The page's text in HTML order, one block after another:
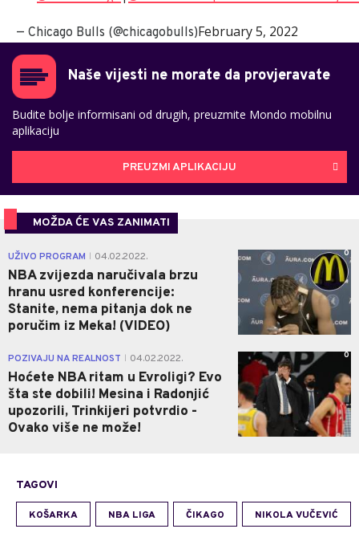
— Chicago Bulls (@chicagobulls)February 5, 2022
Naše vijesti ne morate da provjeravate
Budite bolje informisani od drugih, preuzmite Mondo mobilnu
aplikaciju
PREUZMI APLIKACIJU
MOŽDA ĆE VAS ZANIMATI
UŽIVO PROGRAM 04.02.2022.
NBA zvijezda naručivala brzu
hranu usred konferencije:
Stanite, nema pitanja dok ne
poručim iz Meka! (VIDEO)
0
POZIVAJU NA REALNOST 04.02.2022.
Hoćete NBA ritam u Evroligi? Evo
šta ste dobili! Mesina i Radonjić
upozorili, Trinkijeri potvrdio -
Ovako više ne može!
0
TAGOVI
KOŠARKA NBA LIGA ČIKAGO NIKOLA VUČEVIĆ